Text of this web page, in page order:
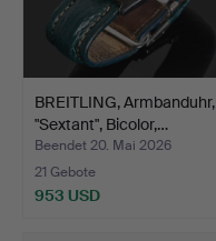
BREITLING, Armbanduhr,
"Sextant", Bicolor,…
Beendet 20. Mai 2026
21 Gebote
953 USD